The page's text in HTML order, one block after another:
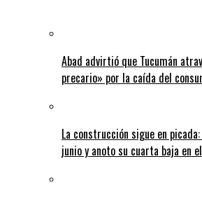
Abad advirtió que Tucumán
precario» por la caída del
La construcción sigue en
junio y anoto su cuarta baja en